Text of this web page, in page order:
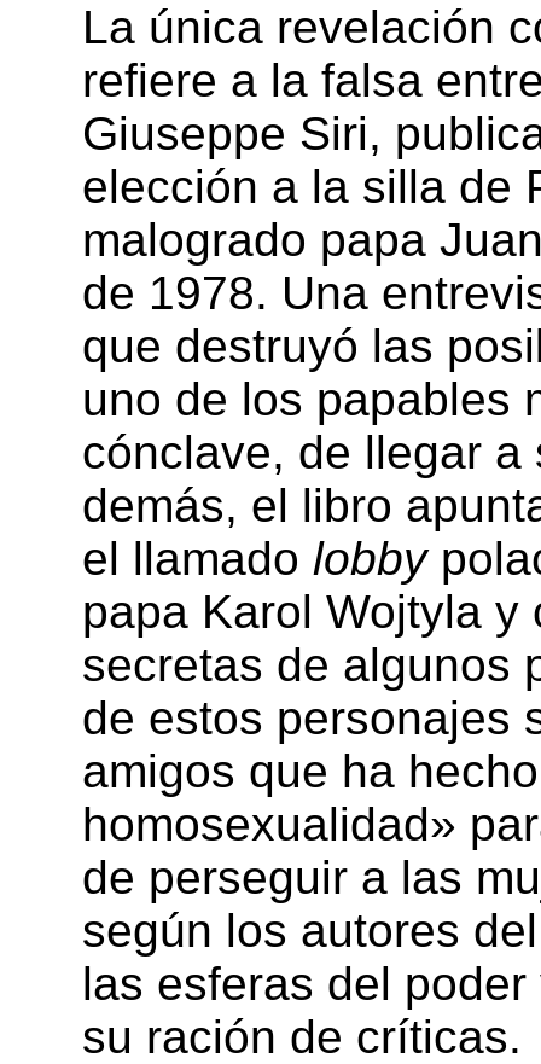
La única revelación
refiere a la falsa
Giuseppe Siri,
elección a la silla de
malogrado papa
de 1978. Una
que destruyó las
uno de los papables
cónclave, de llegar
demás, el libro
el llamado lobby
papa Karol Wojtyla
secretas de algunos
de estos personajes
amigos que ha
homosexualidad»
de perseguir a las
según los autores
las esferas del
su ración de críticas.